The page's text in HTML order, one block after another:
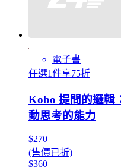
電子書
任選1件享75折
Kobo 提問的邏輯
動思考的能力
$270
(售價已折)
$360